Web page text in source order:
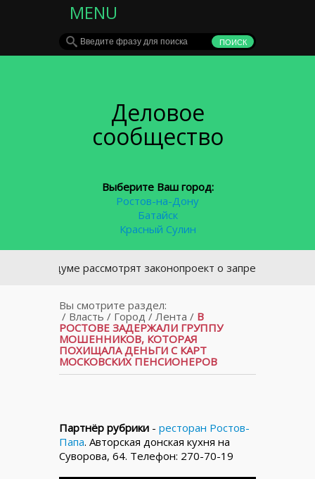
MENU
Деловое
сообщество
Выберите Ваш город:
Ростов-на-Дону
Батайск
Красный Сулин
Госдуме рассмотрят законопроект о запрете курения у
Вы смотрите раздел:
/ Власть / Город / Лента / В
РОСТОВЕ ЗАДЕРЖАЛИ ГРУППУ
МОШЕННИКОВ, КОТОРАЯ
ПОХИЩАЛА ДЕНЬГИ С КАРТ
МОСКОВСКИХ ПЕНСИОНЕРОВ
Партнёр рубрики - ресторан Ростов-
Папа. Авторская донская кухня на
Суворова, 64. Телефон: 270-70-19